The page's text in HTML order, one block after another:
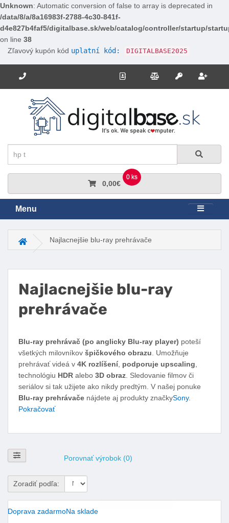
Unknown: Automatic conversion of false to array is deprecated in
/data/8/a/8a16983f-2788-4c30-841f-
d4e827b4faf5/digitalbase.sk/web/catalog/controller/startup/
on line 38
Zľavový kupón kód uplatní kód: DIGITALBASE2025
Potrebujete poradiť? Zavolajte nám. Kontakt Porovnanie
Prihlásiť sa
0 ks
0,00€
Menu
Hlavná stránkaNajlacnejšie blu-ray prehrávače
Najlacnejšie blu-ray
prehrávače
Facebook
TwitterPinterest
LinkedIn
Tumblr
reddit
Blu-ray prehrávač (po anglicky Blu-ray player) poteší
všetkých milovníkov špičkového obrazu . Umožňuje
prehrávať videá v 4K rozlíšení, podporuje upscaling
technológiu HDR alebo 3D obraz . Sledovanie filmov či
seriálov si tak užijete ako nikdy predtým. V našej ponuke
Blu-ray prehrávače nájdete aj produkty značkySony.
Pokračovať
Zobraziť filtre Porovnať výrobok (0)
Zoradiť podľa:
Doprava zadarmoNa sklade